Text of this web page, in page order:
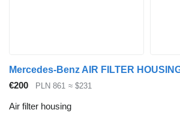
€200 PLN 861 ≈ $231
Air filter housing